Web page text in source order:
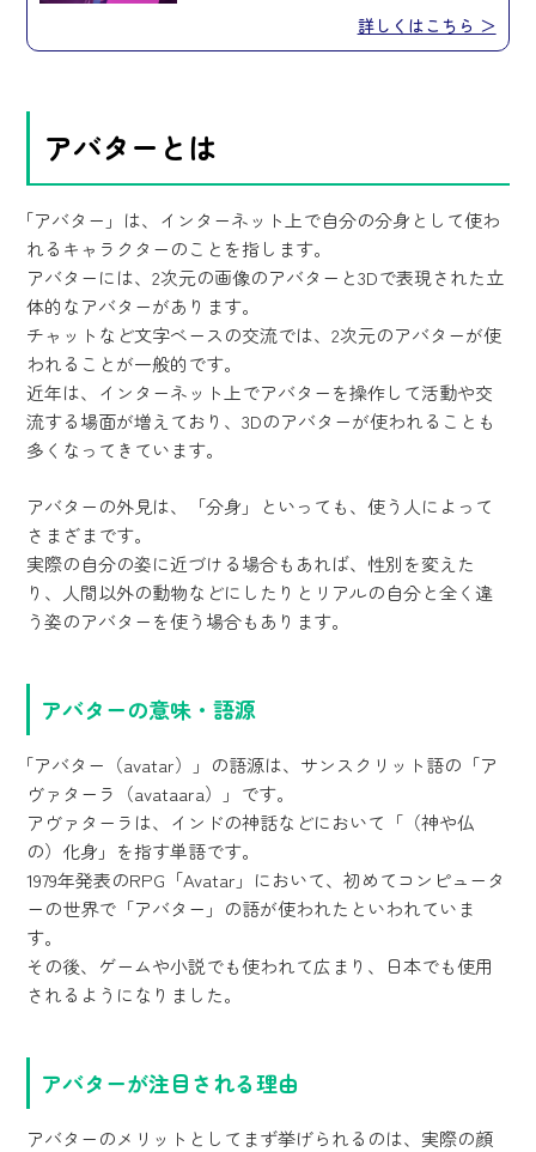
詳しくはこちら ＞
アバターとは
「アバター」は、インターネット上で自分の分身として使わ
れるキャラクターのことを指します。
アバターには、2次元の画像のアバターと3Dで表現された立
体的なアバターがあります。
チャットなど文字ベースの交流では、2次元のアバターが使
われることが一般的です。
近年は、インターネット上でアバターを操作して活動や交
流する場面が増えており、3Dのアバターが使われることも
多くなってきています。
アバターの外見は、「分身」といっても、使う人によって
さまざまです。
実際の自分の姿に近づける場合もあれば、性別を変えた
り、人間以外の動物などにしたりとリアルの自分と全く違
う姿のアバターを使う場合もあります。
アバターの意味・語源
「アバター（avatar）」の語源は、サンスクリット語の「ア
ヴァターラ（avataara）」です。
アヴァターラは、インドの神話などにおいて「（神や仏
の）化身」を指す単語です。
1979年発表のRPG「Avatar」において、初めてコンピュータ
ーの世界で「アバター」の語が使われたといわれていま
す。
その後、ゲームや小説でも使われて広まり、日本でも使用
されるようになりました。
アバターが注目される理由
アバターのメリットとしてまず挙げられるのは、実際の顔